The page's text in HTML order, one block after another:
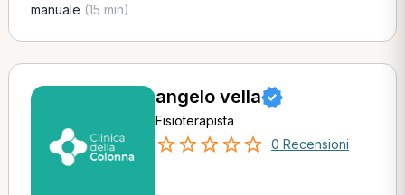
manuale (15 min)
angelo vella
Fisioterapista
0 Recensioni